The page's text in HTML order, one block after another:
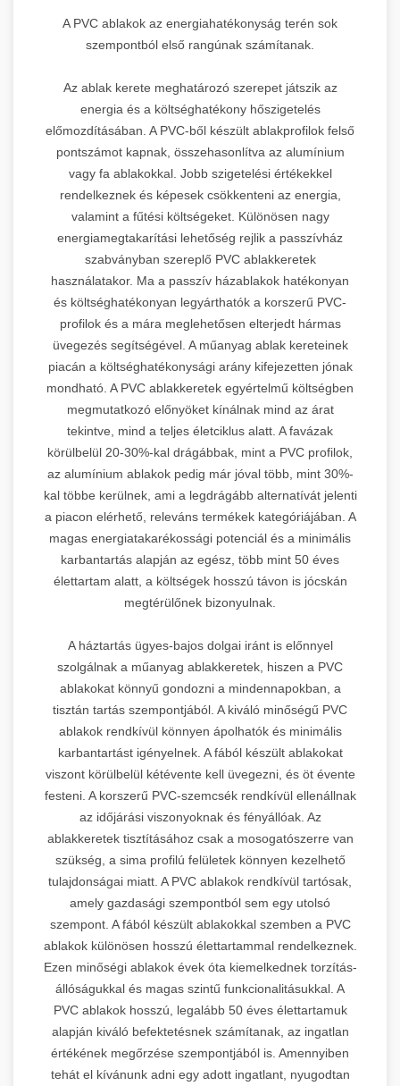
A PVC ablakok az energiahatékonyság terén sok
szempontból első rangúnak számítanak.
Az ablak kerete meghatározó szerepet játszik az
energia és a költséghatékony hőszigetelés
előmozdításában. A PVC-ből készült ablakprofilok felső
pontszámot kapnak, összehasonlítva az alumínium
vagy fa ablakokkal. Jobb szigetelési értékekkel
rendelkeznek és képesek csökkenteni az energia,
valamint a fűtési költségeket. Különösen nagy
energiamegtakarítási lehetőség rejlik a passzívház
szabványban szereplő PVC ablakkeretek
használatakor. Ma a passzív házablakok hatékonyan
és költséghatékonyan legyárthatók a korszerű PVC-
profilok és a mára meglehetősen elterjedt hármas
üvegezés segítségével. A műanyag ablak kereteinek
piacán a költséghatékonysági arány kifejezetten jónak
mondható. A PVC ablakkeretek egyértelmű költségben
megmutatkozó előnyöket kínálnak mind az árat
tekintve, mind a teljes életciklus alatt. A favázak
körülbelül 20-30%-kal drágábbak, mint a PVC profilok,
az alumínium ablakok pedig már jóval több, mint 30%-
kal többe kerülnek, ami a legdrágább alternatívát jelenti
a piacon elérhető, releváns termékek kategóriájában. A
magas energiatakarékossági potenciál és a minimális
karbantartás alapján az egész, több mint 50 éves
élettartam alatt, a költségek hosszú távon is jócskán
megtérülőnek bizonyulnak.
A háztartás ügyes-bajos dolgai iránt is előnnyel
szolgálnak a műanyag ablakkeretek, hiszen a PVC
ablakokat könnyű gondozni a mindennapokban, a
tisztán tartás szempontjából. A kiváló minőségű PVC
ablakok rendkívül könnyen ápolhatók és minimális
karbantartást igényelnek. A fából készült ablakokat
viszont körülbelül kétévente kell üvegezni, és öt évente
festeni. A korszerű PVC-szemcsék rendkívül ellenállnak
az időjárási viszonyoknak és fényállóak. Az
ablakkeretek tisztításához csak a mosogatószerre van
szükség, a sima profilú felületek könnyen kezelhető
tulajdonságai miatt. A PVC ablakok rendkívül tartósak,
amely gazdasági szempontból sem egy utolsó
szempont. A fából készült ablakokkal szemben a PVC
ablakok különösen hosszú élettartammal rendelkeznek.
Ezen minőségi ablakok évek óta kiemelkednek torzítás-
állóságukkal és magas szintű funkcionalitásukkal. A
PVC ablakok hosszú, legalább 50 éves élettartamuk
alapján kiváló befektetésnek számítanak, az ingatlan
értékének megőrzése szempontjából is. Amennyiben
tehát el kívánunk adni egy adott ingatlant, nyugodtan